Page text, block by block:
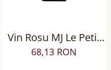
Vin Rosu MJ Le Petit
Pas Rouge sec
68,13 RON